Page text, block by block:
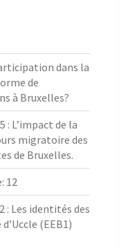
dans la
de
à Bruxelles?
: L’impact de la
migratoire des
de Bruxelles.
12
: Les identités des
(EEB1)